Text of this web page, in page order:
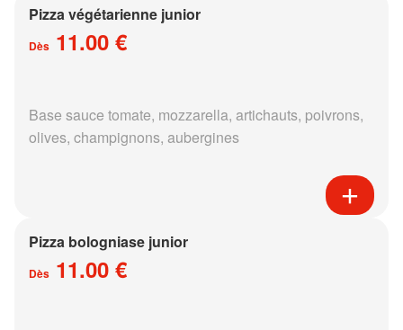
Pizza végétarienne junior
Dès 11.00 €
Base sauce tomate, mozzarella, artichauts, poivrons,
olives, champignons, aubergines
Pizza bologniase junior
Dès 11.00 €